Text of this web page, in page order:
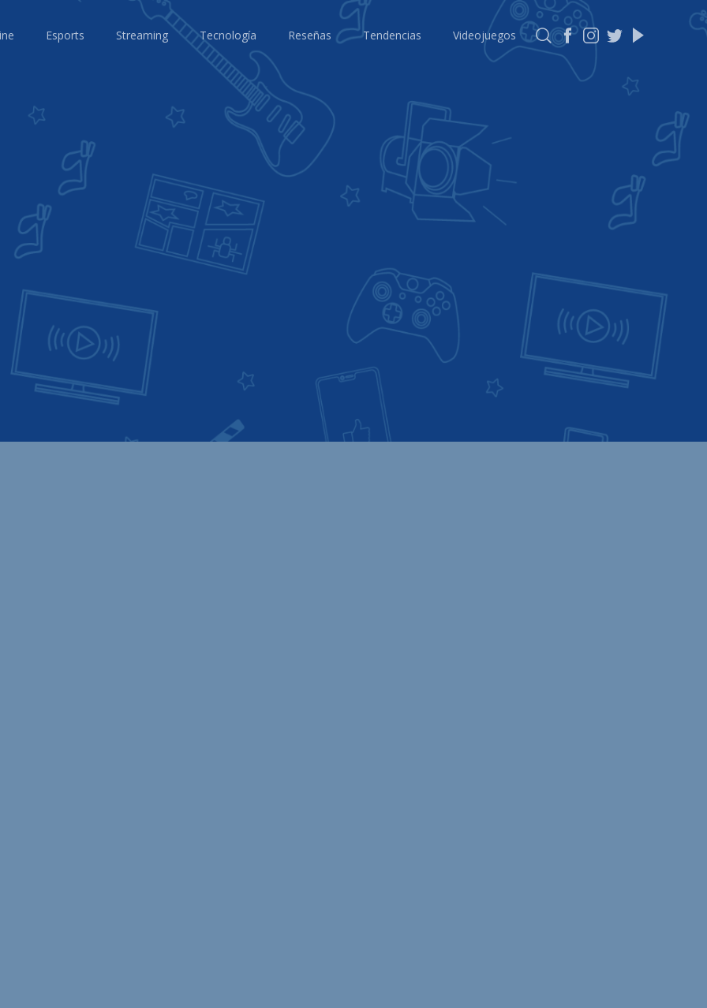
Esports Streaming Tecnología Reseñas Tendencias Videojuegos